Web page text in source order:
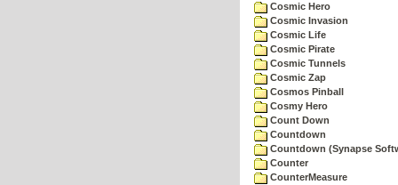
Cosmic Hero
Cosmic Invasion
Cosmic Life
Cosmic Pirate
Cosmic Tunnels
Cosmic Zap
Cosmos Pinball
Cosmy Hero
Count Down
Countdown
Countdown (Synapse
Counter
CounterMeasure